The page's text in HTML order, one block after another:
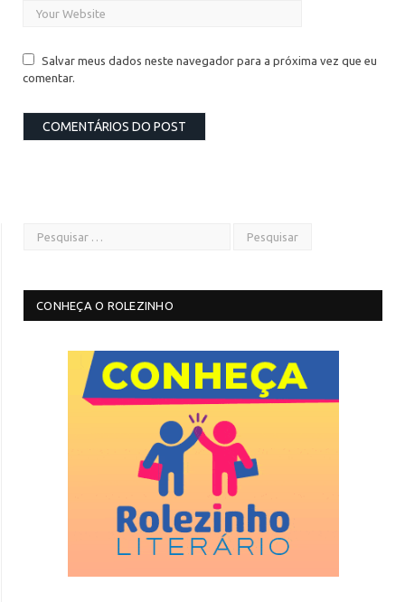
Salvar meus dados neste navegador para a próxima vez que eu
comentar.
CONHEÇA O ROLEZINHO